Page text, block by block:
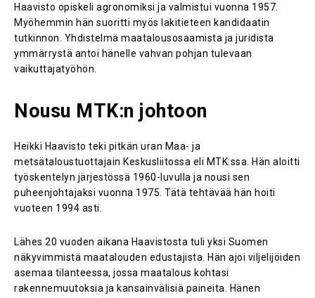
Haavisto opiskeli agronomiksi ja valmistui vuonna 1957.
Myöhemmin hän suoritti myös lakitieteen kandidaatin
tutkinnon. Yhdistelmä maatalousosaamista ja juridista
ymmärrystä antoi hänelle vahvan pohjan tulevaan
vaikuttajatyöhön.
Nousu MTK:n johtoon
Heikki Haavisto teki pitkän uran Maa- ja
metsätaloustuottajain Keskusliitossa eli MTK:ssa. Hän aloitti
työskentelyn järjestössä 1960-luvulla ja nousi sen
puheenjohtajaksi vuonna 1975. Tätä tehtävää hän hoiti
vuoteen 1994 asti.
Lähes 20 vuoden aikana Haavistosta tuli yksi Suomen
näkyvimmistä maatalouden edustajista. Hän ajoi viljelijöiden
asemaa tilanteessa, jossa maatalous kohtasi
rakennemuutoksia ja kansainvälisiä paineita. Hänen